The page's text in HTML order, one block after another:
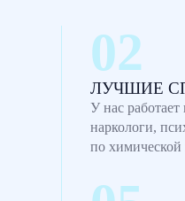
ЛУЧШИЕ
У нас
наркологи,
по химической